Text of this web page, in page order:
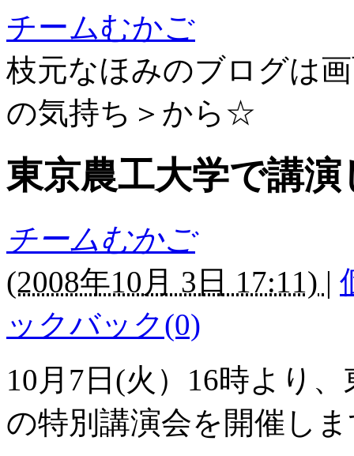
チームむかご
枝元なほみのブログは
の気持ち＞から☆
東京農工大学で講演
チームむかご
(2008年10月 3日 17:11) |
ックバック(0)
10月7日(火）16時より
の特別講演会を開催し